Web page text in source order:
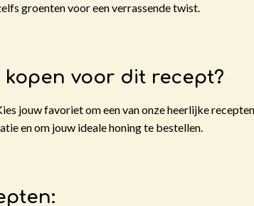
groenten voor een verrassende twist.
voor dit recept?
jouw favoriet om een van onze heerlijke
en om jouw ideale honing te bestellen.